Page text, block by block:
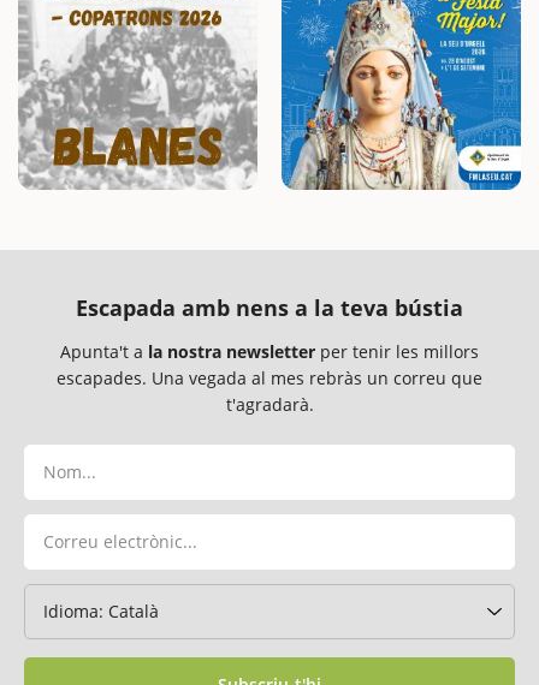
Escapada amb nens a la teva bústia
Apunta't a la nostra newsletter per tenir les millors
escapades. Una vegada al mes rebràs un correu que
t'agradarà.